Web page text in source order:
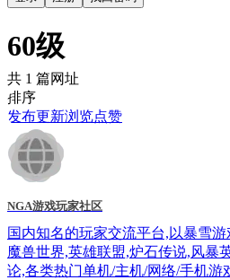
60级
共 1 篇网址
排序
发布更新浏览点赞
NGA游戏玩家社区
国内知名的玩家交流平台,以暴雪
魔兽世界,英雄联盟,炉石传说,风暴
论,各类热门单机/主机/网络/手机游